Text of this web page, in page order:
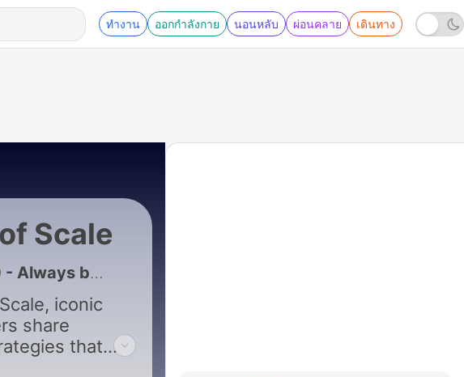
ทำงาน ออกกำลังกาย นอนหลับ ผ่อนคลาย เดินทาง
Scale
with Savannah Bananas founder Jesse Cole
iconic
share
that